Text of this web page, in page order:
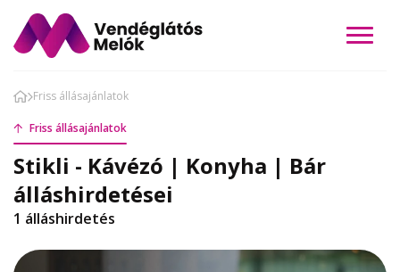
Friss állásajánlatok
Friss állásajánlatok
Stikli - Kávézó | Konyha | Bár
álláshirdetései
1 álláshirdetés